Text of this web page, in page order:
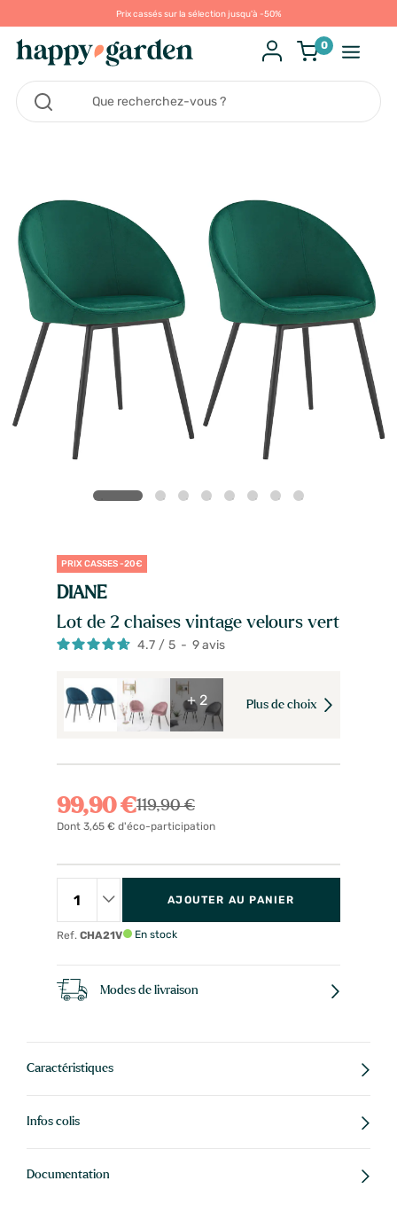
Prix cassés sur la sélection jusqu'à -50%
0
PRIX CASSES -20€
DIANE
Lot de 2 chaises vintage velours vert
4.7 / 5 - 9avis
+ 2 Plus de choix
99,90 €119,90 €
Dont 3,65 € d'éco-participation
Ref. CHA21V
AJOUTER AU PANIER
En stock
Modes de livraison
Caractéristiques
Infos colis
Documentation